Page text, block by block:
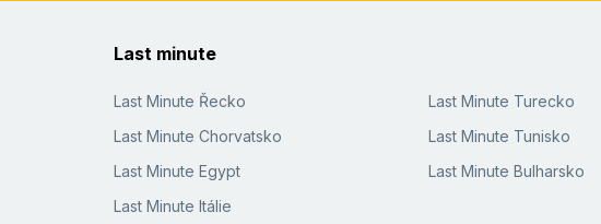
Last minute
Last Minute Řecko
Last Minute Chorvatsko
Last Minute Egypt
Last Minute Itálie
Last Minute Turecko
Last Minute Tunisko
Last Minute Bulharsko